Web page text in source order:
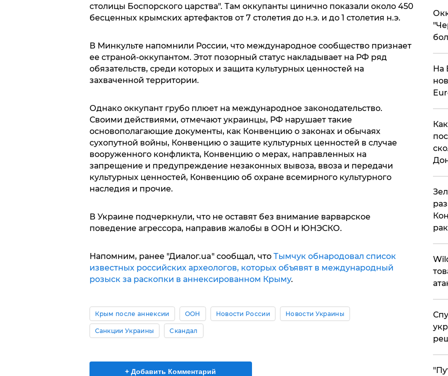
столицы Боспорского царства". Там оккупанты цинично показали около 450
бесценных крымских артефактов от 7 столетия до н.э. и до 1 столетия н.э.
В Минкульте напомнили России, что международное сообщество признает
ее страной-оккупантом. Этот позорный статус накладывает на РФ ряд
обязательств, среди которых и защита культурных ценностей на
захваченной территории.
Однако оккупант грубо плюет на международное законодательство.
Своими действиями, отмечают украинцы, РФ нарушает такие
основополагающие документы, как Конвенцию о законах и обычаях
сухопутной войны, Конвенцию о защите культурных ценностей в случае
вооруженного конфликта, Конвенцию о мерах, направленных на
запрещение и предупреждение незаконных вывоза, ввоза и передачи
культурных ценностей, Конвенцию об охране всемирного культурного
наследия и прочие.
В Украине подчеркнули, что не оставят без внимание варварское
поведение агрессора, направив жалобы в ООН и ЮНЭСКО.
Напомним, ранее "Диалог.ua" сообщал, что Тымчук обнародовал список
известных российских археологов, которых объявят в международный
розыск за раскопки в аннексированном Крыму.
Крым после аннексии ООН Новости России Новости Украины
Санкции Украины Скандал
+ Добавить Комментарий
На